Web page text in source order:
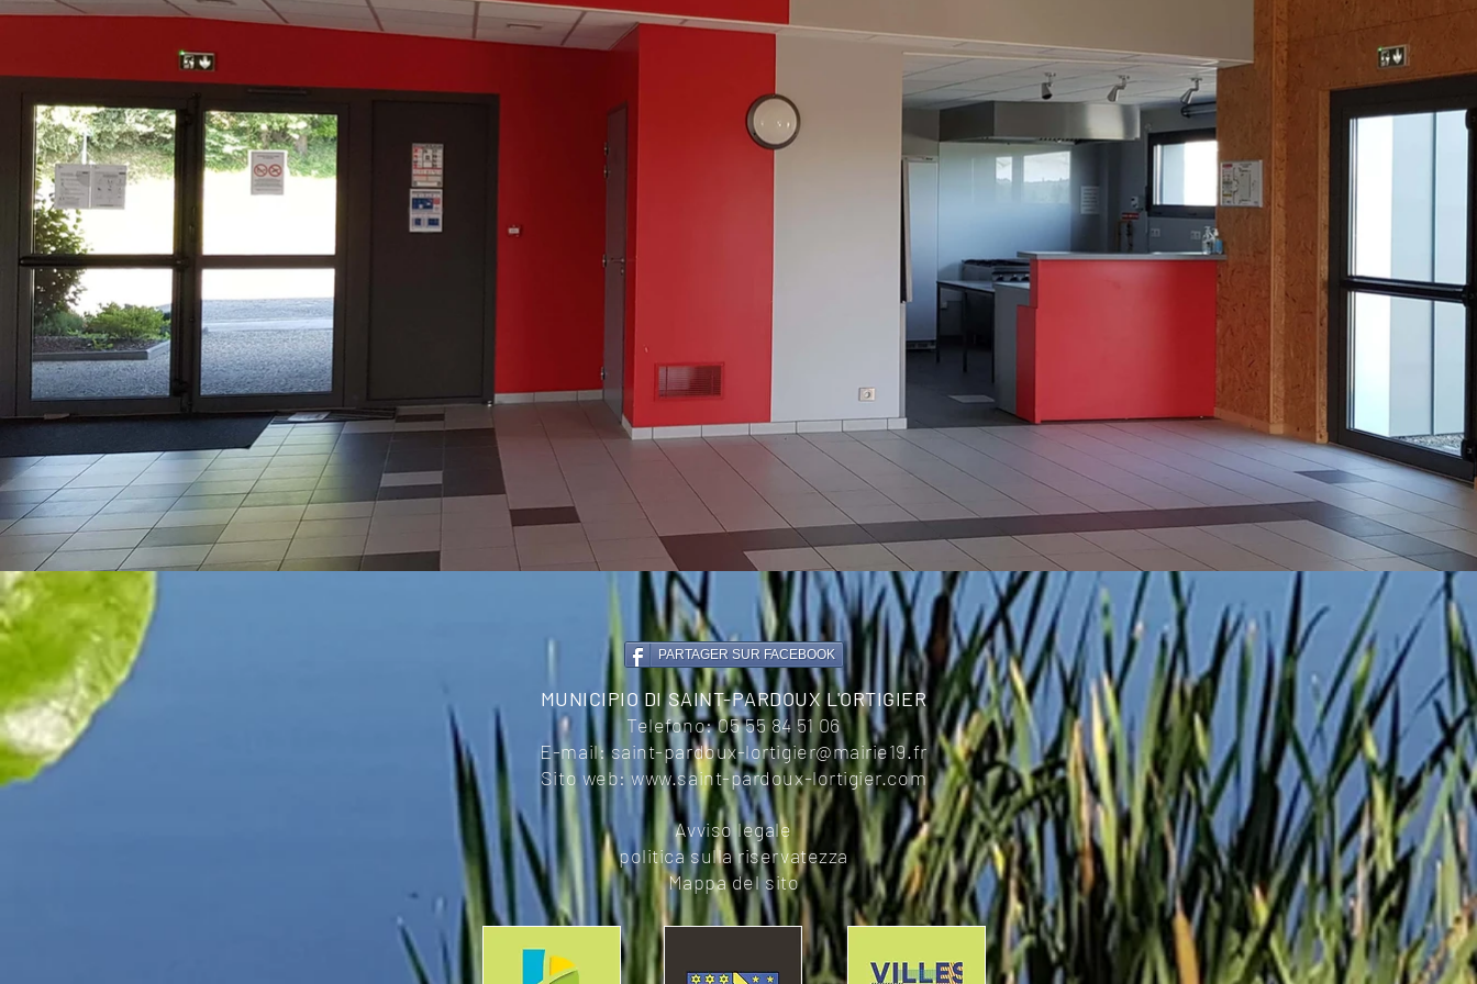
PARTAGER SUR FACEBOOK
MUNICIPIO DI SAINT-PARDOUX L'ORTIGIER
Telefono:05 55 84 51 06
E-mail:saint-pardoux-lortigier@mairie19.fr
Sito web:www.saint-pardoux-lortigier.com
Avviso legale
politica sulla riservatezza
Mappa del sito